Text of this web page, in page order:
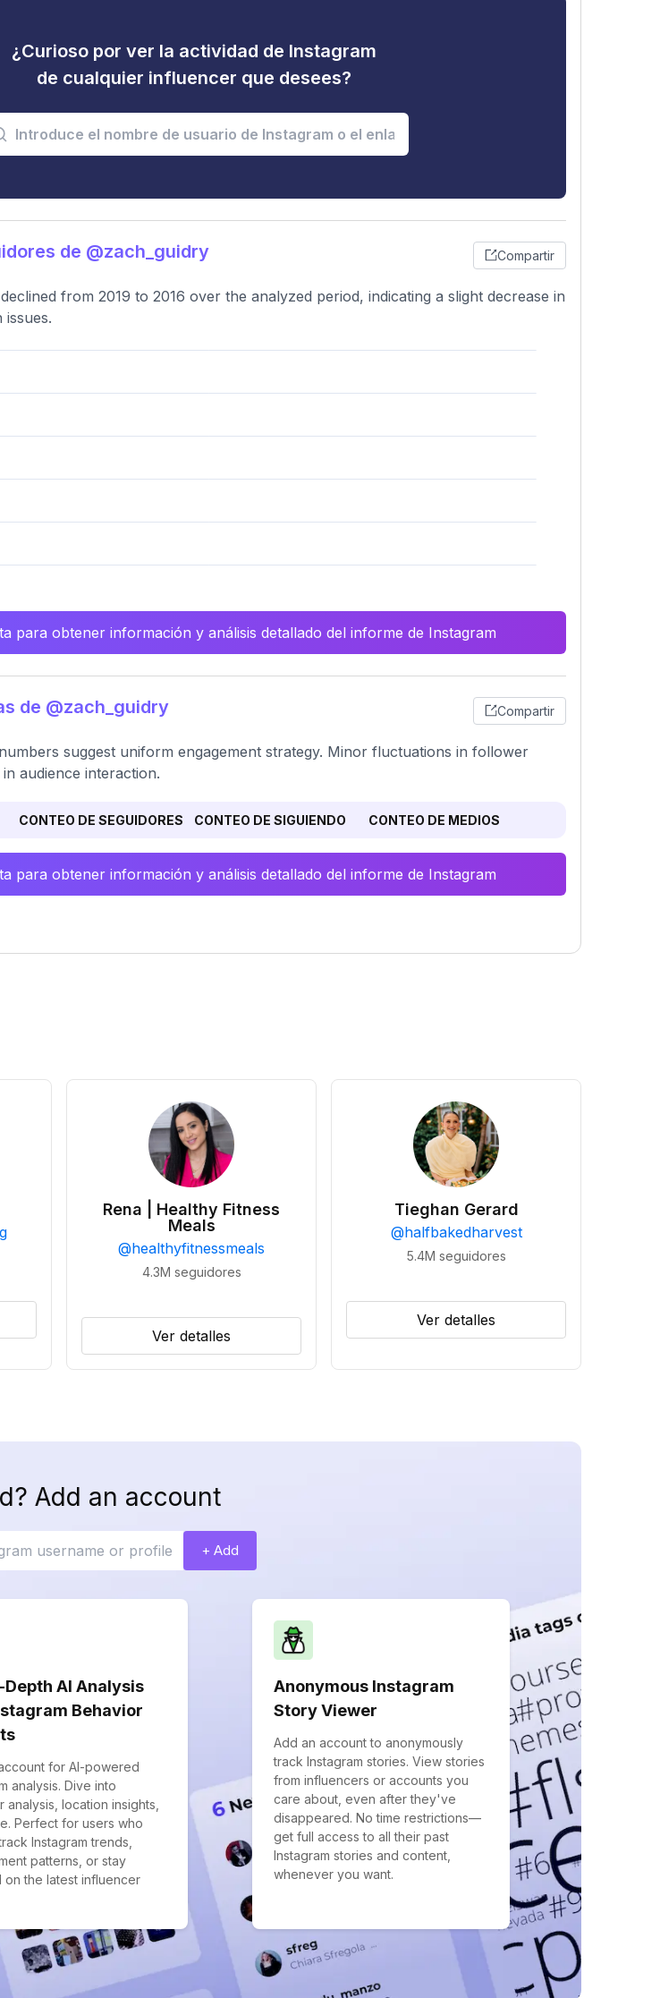
¿Curioso por ver la actividad de Instagram
de cualquier influencer que desees?
de @zach_guidry Compartir
from 2019 to 2016 over the analyzed period, indicating a slight decrease in
para obtener información y análisis detallado del informe de Instagram
de @zach_guidry Compartir
suggest uniform engagement strategy. Minor fluctuations in follower
audience interaction.
CONTEO DE SEGUIDORES CONTEO DE SIGUIENDO CONTEO DE MEDIOS
para obtener información y análisis detallado del informe de Instagram
Rena | Healthy Fitness
Meals
@healthyfitnessmeals
4.3M seguidores
Ver detalles
Tieghan Gerard
@halfbakedharvest
5.4M seguidores
Ver detalles
Add an account
+ Add
Depth AI Analysis
Behavior
for AI-powered
analysis. Dive into
analysis, location insights,
Perfect for users who
Instagram trends,
patterns, or stay
on the latest influencer
Anonymous Instagram
Story Viewer
Add an account to anonymously
track Instagram stories. View stories
from influencers or accounts you
care about, even after they've
disappeared. No time restrictions—
get full access to all their past
Instagram stories and content,
whenever you want.